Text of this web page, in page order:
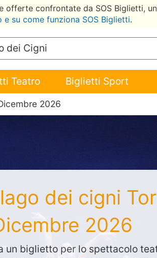
confrontate da SOS Biglietti,
su come funziona SOS Biglietti.
Teatro Biglietti Sport
2026
dei cigni
2026
un biglietto per lo spettacolo